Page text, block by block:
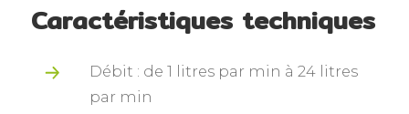
Caractéristiques techniques
Débit : de 1 litres par min à 24 litres
par min